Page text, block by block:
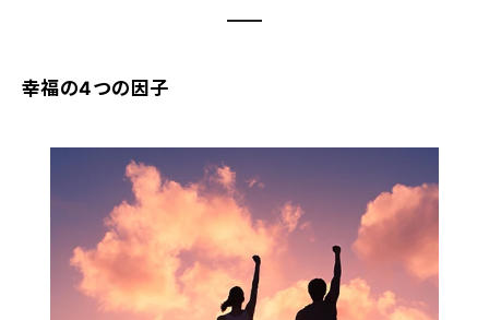
幸福の4つの因子